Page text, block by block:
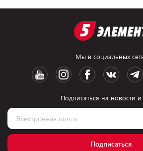
Мы в социальных
Подписаться на новости
Подписаться